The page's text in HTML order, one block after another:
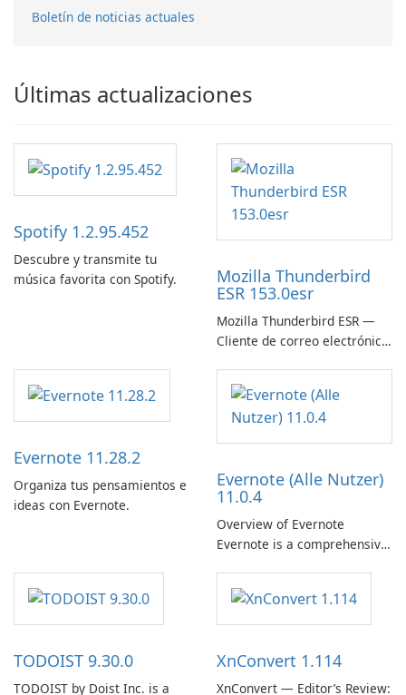
Boletín de noticias actuales
Últimas actualizaciones
Spotify 1.2.95.452
Descubre y transmite tu
música favorita con Spotify.
Mozilla Thunderbird
ESR 153.0esr
Mozilla Thunderbird ESR —
Cliente de correo electrónico
empresas
Evernote 11.28.2
Organiza tus pensamientos e
ideas con Evernote.
Evernote (Alle Nutzer)
11.0.4
Overview of Evernote
Evernote is a comprehensive
software designed to help
users capture, organize, and
access information across
TODOIST 9.30.0
TODOIST by Doist Inc. is a
XnConvert 1.114
XnConvert — Editor’s Review: